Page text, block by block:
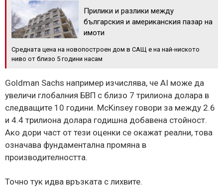
Прилики и разлики между
българския и американския пазар на
имоти
Средната цена на новопостроен дом в САЩ е на най-ниското
ниво от близо 5 години насам
Goldman Sachs например изчислява, че AI може да
увеличи глобалния БВП с близо 7 трилиона долара в
следващите 10 години. McKinsey говори за между 2.6
и 4.4 трилиона долара годишна добавена стойност.
Ако дори част от тези оценки се окажат реални, това
означава фундаментална промяна в
производителността.
Точно тук идва връзката с лихвите.